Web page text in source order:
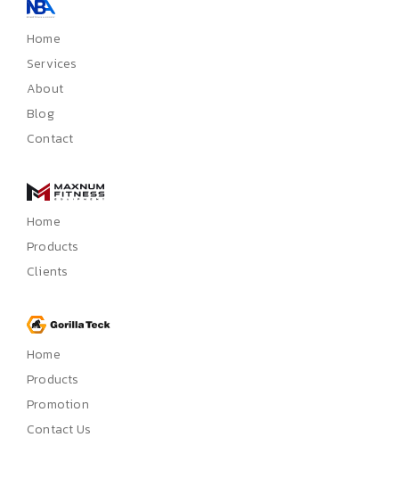
Home
Services
About
Blog
Contact
Home
Products
Clients
Home
Products
Promotion
Contact Us